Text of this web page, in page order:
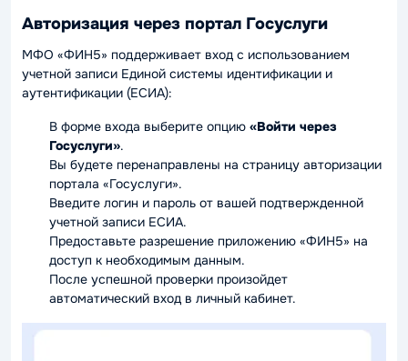
Авторизация через портал Госуслуги
МФО «ФИН5» поддерживает вход с использованием
учетной записи Единой системы идентификации и
аутентификации (ЕСИА):
В форме входа выберите опцию «Войти через
Госуслуги».
Вы будете перенаправлены на страницу авторизации
портала «Госуслуги».
Введите логин и пароль от вашей подтвержденной
учетной записи ЕСИА.
Предоставьте разрешение приложению «ФИН5» на
доступ к необходимым данным.
После успешной проверки произойдет
автоматический вход в личный кабинет.